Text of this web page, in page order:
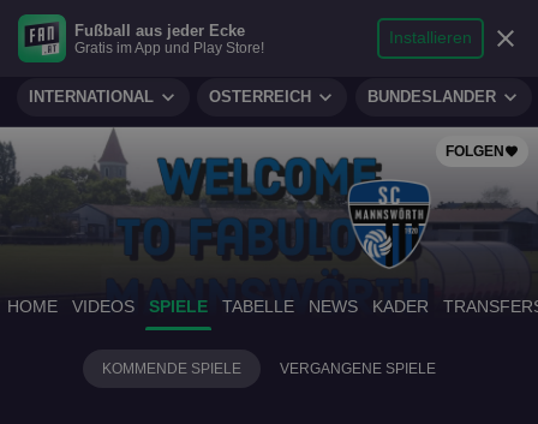
sports_soccer FUSSBALLexpand_more search
Suche
micro
Reporter
person
Login
INTERNATIONAL expand_more ÖSTERREICH expand_more BUNDESLÄNDER expand_more
Fußball aus jeder Ecke
Gratis im App und Play Store!
Installieren close
FOLGEN favorite
HOME VIDEOS SPIELE TABELLE NEWS KADER
KOMMENDE SPIELE VERGANGENE SPIELE